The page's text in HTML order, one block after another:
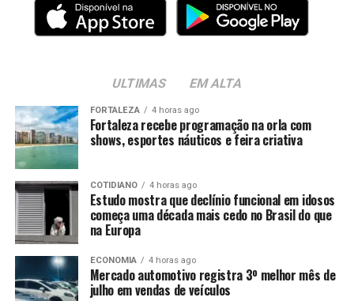
ULTIMAS EM ALTA
FORTALEZA 4 horas ago
Fortaleza recebe programação na orla com
shows, esportes náuticos e feira criativa
COTIDIANO 4 horas ago
Estudo mostra que declínio funcional em idosos
começa uma década mais cedo no Brasil do que
na Europa
ECONOMIA 4 horas ago
Mercado automotivo registra 3º melhor mês de
julho em vendas de veículos